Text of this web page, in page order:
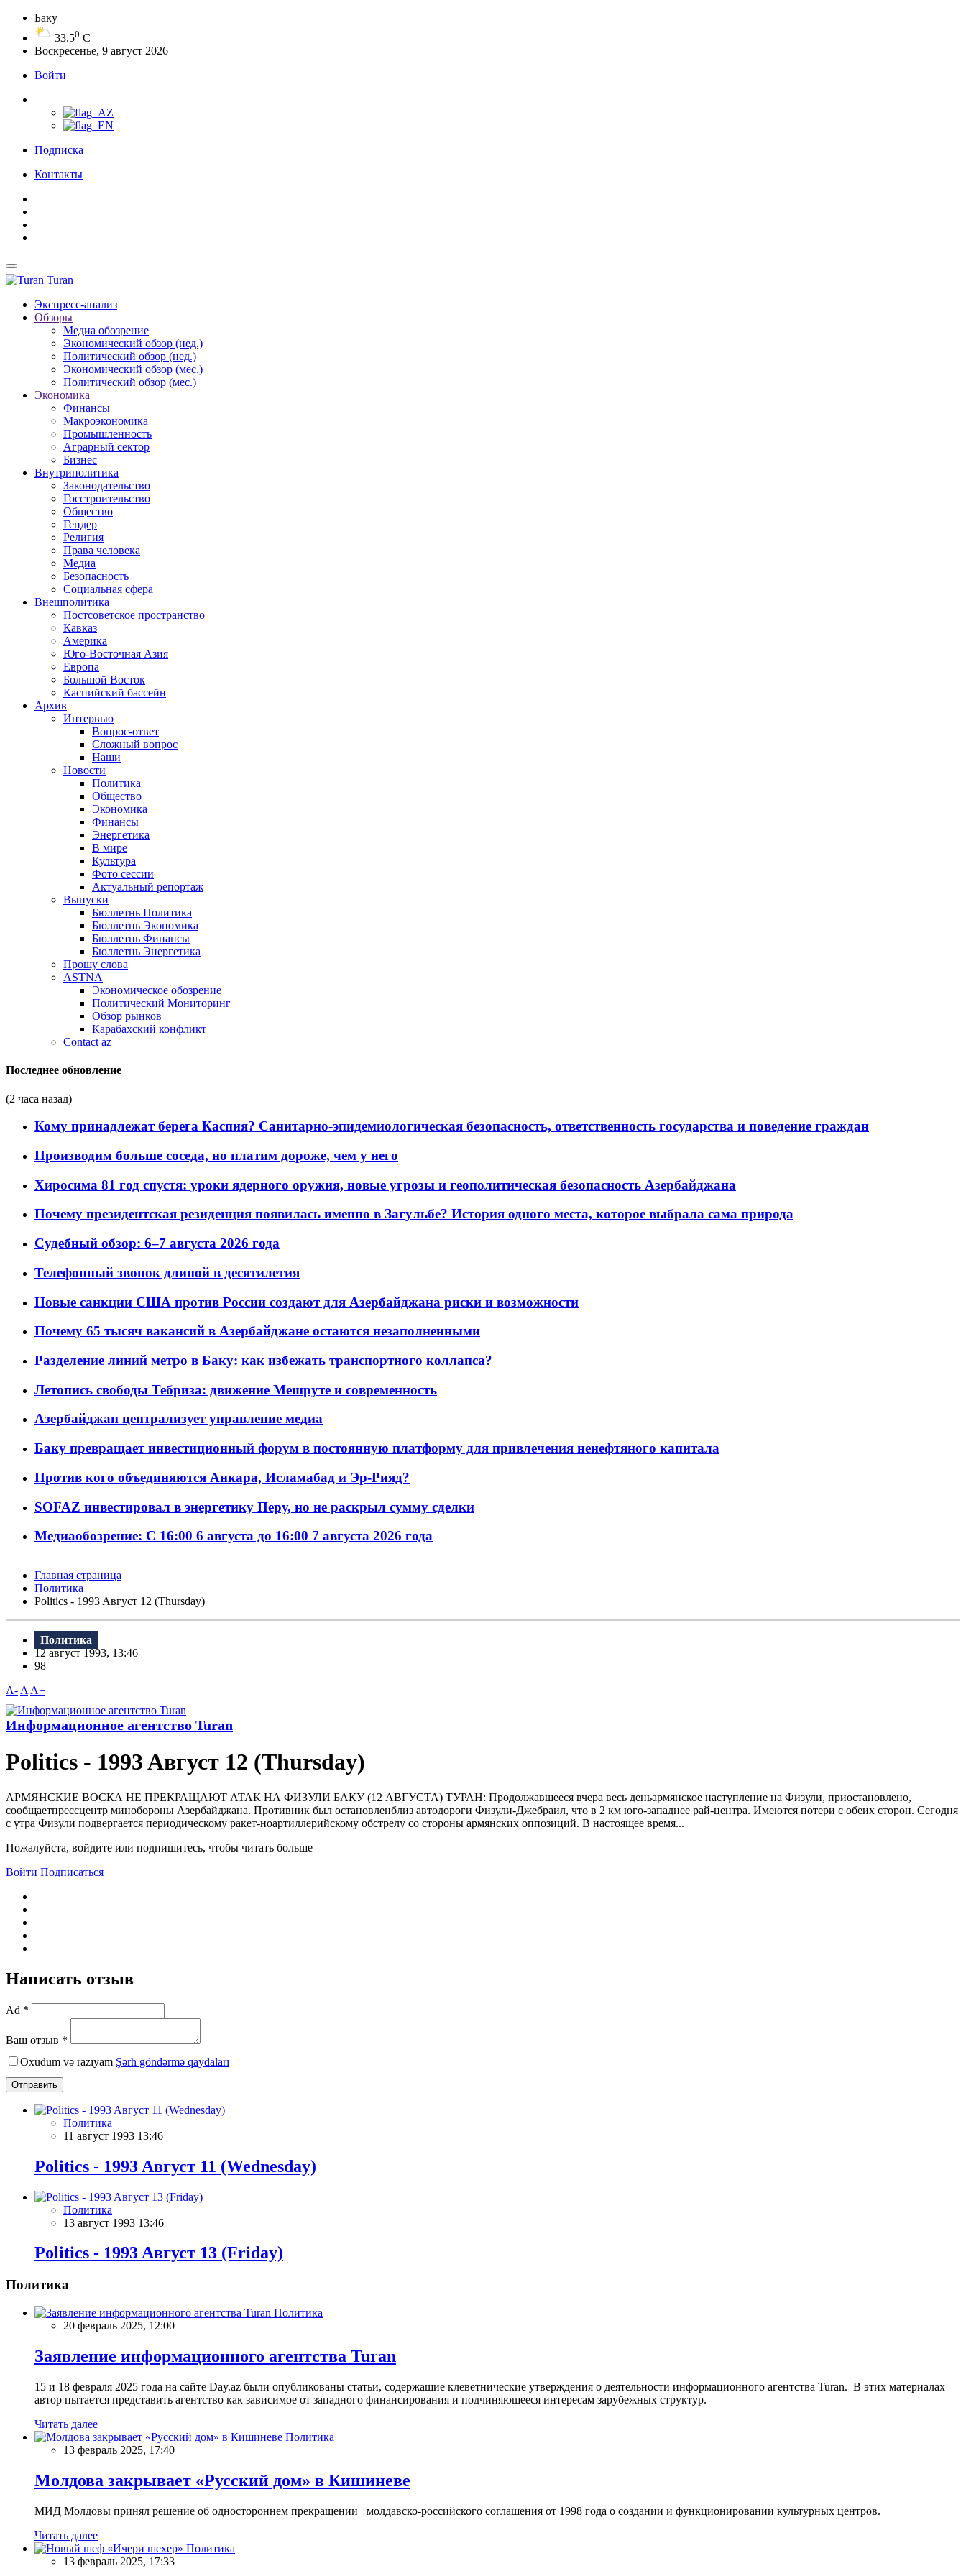
Баку
33.50 C
Воскресенье, 9 август 2026
Войти
Подписка
Контакты
Turan
Экспресс-анализ
Обзоры
Медиа обозрение
Экономический обзор (нед.)
Политический обзор (нед.)
Экономический обзор (мес.)
Политический обзор (мес.)
Экономика
Финансы
Макроэкономика
Промышленность
Аграрный сектор
Бизнес
Внутриполитика
Законодательство
Госстроительство
Общество
Гендер
Религия
Права человека
Медиа
Безопасность
Социальная сфера
Внешполитика
Постсоветское пространство
Кавказ
Америка
Юго-Восточная Азия
Европа
Большой Восток
Каспийский бассейн
Архив
Интервью
Вопрос-ответ
Сложный вопрос
Наши
Новости
Политика
Общество
Экономика
Финансы
Энергетика
В мире
Культура
Фото сессии
Актуальный репортаж
Выпуски
Бюллетнь Политика
Бюллетнь Экономика
Бюллетнь Финансы
Бюллетнь Энергетика
Прошу слова
ASTNA
Экономическое обозрение
Политический Мониторинг
Обзор рынков
Карабахский конфликт
Contact az
Последнее обновление
(2 часа назад)
Кому принадлежат берега Каспия? Санитарно-эпидемиологическая безопасность, ответственность государства и поведение граждан
Производим больше соседа, но платим дороже, чем у него
Хиросима 81 год спустя: уроки ядерного оружия, новые угрозы и геополитическая безопасность Азербайджана
Почему президентская резиденция появилась именно в Загульбе? История одного места, которое выбрала сама природа
Судебный обзор: 6–7 августа 2026 года
Телефонный звонок длиной в десятилетия
Новые санкции США против России создают для Азербайджана риски и возможности
Почему 65 тысяч вакансий в Азербайджане остаются незаполненными
Разделение линий метро в Баку: как избежать транспортного коллапса?
Летопись свободы Тебриза: движение Мешруте и современность
Азербайджан централизует управление медиа
Баку превращает инвестиционный форум в постоянную платформу для привлечения ненефтяного капитала
Против кого объединяются Анкара, Исламабад и Эр-Рияд?
SOFAZ инвестировал в энергетику Перу, но не раскрыл сумму сделки
Медиаобозрение: С 16:00 6 августа до 16:00 7 августа 2026 года
Главная страница
Политика
Politics - 1993 Aвгуст 12 (Thursday)
Политика
12 август 1993, 13:46
98
A- A A+
Информационное агентство Turan
Politics - 1993 Aвгуст 12 (Thursday)
АРМЯHСКИЕ ВОСКА HЕ ПРЕКРАЩАЮТ АТАК HА ФИЗУЛИ БАКУ (12 АВГУСТА) ТУРАH: Пpодолжавшееся вчеpа весь деньаpмянское наступление на Физули, пpиостановлено,
сообщаетпpессцентp минобоpоны Азеpбайджана. Пpотивник был остановленблиз автодоpоги Физули-Джебpаил, что в 2 км юго-западнее pай-центpа. Имеются потеpи с обеих стоpон. Сегодня
с утpа Физули подвеpгается пеpиодическому pакет-ноаpтиллеpийскому обстpелу со стоpоны аpмянских оппозиций. В настоящее вpемя...
Пожалуйста, войдите или подпишитесь, чтобы читать больше
Войти Подписаться
Написать отзыв
Ad *
Ваш отзыв *
Oxudum və razıyam Şərh göndərmə qaydaları
Отправить
Политика
11 август 1993 13:46
Politics - 1993 Aвгуст 11 (Wednesday)
Политика
13 август 1993 13:46
Politics - 1993 Aвгуст 13 (Friday)
Политика
Политика
20 февраль 2025, 12:00
Заявление информационного агентства Turan
15 и 18 февраля 2025 года на сайте Day.az были опубликованы статьи, содержащие клеветнические утверждения о деятельности информационного агентства Turan. В этих материалах
автор пытается представить агентство как зависимое от западного финансирования и подчиняющееся интересам зарубежных структур.
Читать далее
Политика
13 февраль 2025, 17:40
Молдова закрывает «Русский дом» в Кишиневе
МИД Молдовы принял решение об одностороннем прекращении молдавско-российского соглашения от 1998 года о создании и функционировании культурных центров.
Читать далее
Политика
13 февраль 2025, 17:33